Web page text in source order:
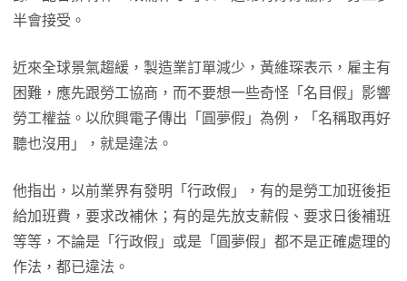
半會接受。
近來全球景氣趨緩，製造業訂單減少，黃維琛表示，雇主有
困難，應先跟勞工協商，而不要想一些奇怪「名目假」影響
勞工權益。以欣興電子傳出「圓夢假」為例，「名稱取再好
聽也沒用」，就是違法。
他指出，以前業界有發明「行政假」，有的是勞工加班後拒
給加班費，要求改補休；有的是先放支薪假、要求日後補班
等等，不論是「行政假」或是「圓夢假」都不是正確處理的
作法，都已違法。